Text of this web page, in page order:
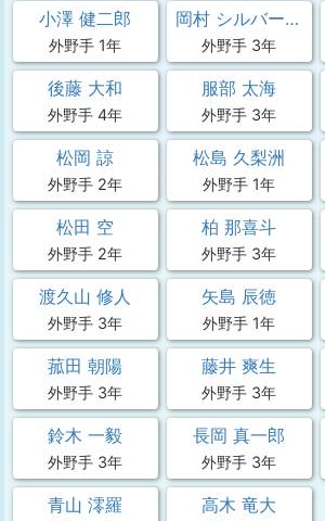
小澤 健二郎
外野手 1年
岡村 シルバー 魁人
外野手 3年
後藤 大和
外野手 4年
服部 太海
外野手 3年
松岡 諒
外野手 2年
松島 久梨洲
外野手 1年
松田 空
外野手 2年
柏 那喜斗
外野手 3年
渡久山 修人
外野手 3年
矢島 辰徳
外野手 1年
菰田 朝陽
外野手 3年
藤井 爽生
外野手 3年
鈴木 一毅
外野手 3年
長岡 真一郎
外野手 3年
青山 澪羅 高木 竜大